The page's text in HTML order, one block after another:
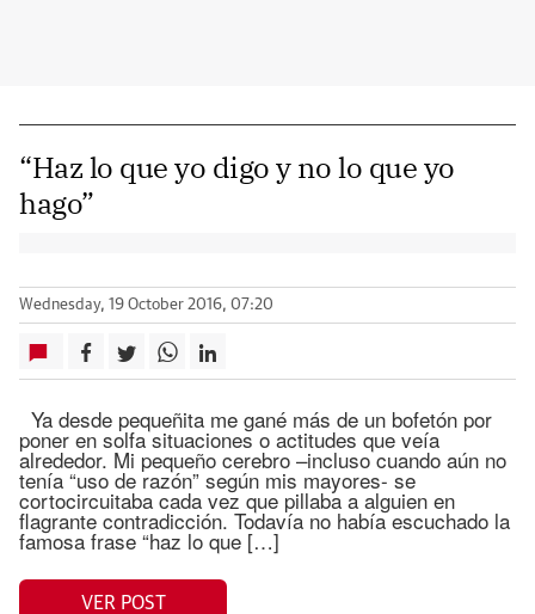
“Haz lo que yo digo y no lo que yo
hago”
Wednesday, 19 October 2016, 07:20
Ya desde pequeñita me gané más de un bofetón por
poner en solfa situaciones o actitudes que veía
alrededor. Mi pequeño cerebro –incluso cuando aún no
tenía “uso de razón” según mis mayores- se
cortocircuitaba cada vez que pillaba a alguien en
flagrante contradicción. Todavía no había escuchado la
famosa frase “haz lo que […]
VER POST